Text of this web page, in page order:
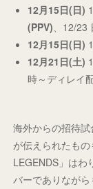
12月15日(日)
(PPV)、12/23
12月15日(日)
12月21日(土)
時～ディレイ
海外からの招待
が伝えられたも
LEGENDS」はわ
バーでありなが